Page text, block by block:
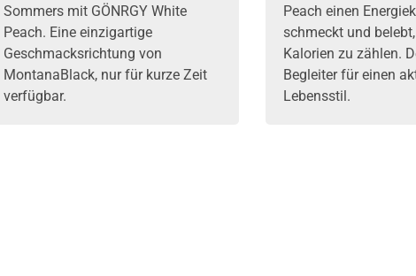
Sommers mit GÖNRGY White
Peach. Eine einzigartige
Geschmacksrichtung von
MontanaBlack, nur für kurze Zeit
verfügbar.
Peach einen
schmeckt und
Kalorien zu zählen.
Begleiter für einen
Lebensstil.